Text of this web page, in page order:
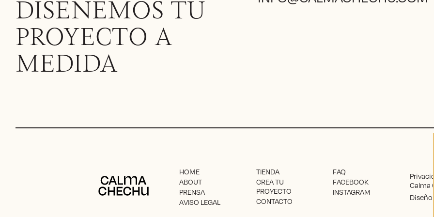
DISEÑEMOS TU
PROYECTO A
MEDIDA
Calma Chechu
HOME
ABOUT
PRENSA
AVISO LEGAL
TIENDA
CREA TU
PROYECTO
CONTACTO
FAQ
FACEBOOK
INSTAGRAM
Calma
Diseño